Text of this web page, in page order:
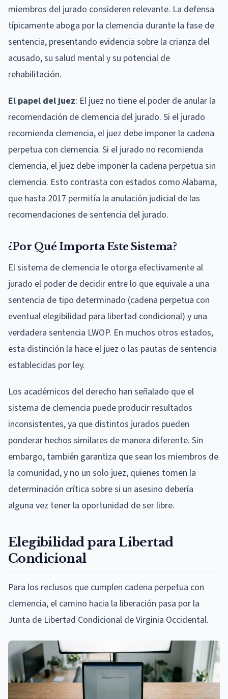
miembros del jurado consideren relevante. La defensa
típicamente aboga por la clemencia durante la fase de
sentencia, presentando evidencia sobre la crianza del
acusado, su salud mental y su potencial de
rehabilitación.
El papel del juez: El juez no tiene el poder de anular la
recomendación de clemencia del jurado. Si el jurado
recomienda clemencia, el juez debe imponer la cadena
perpetua con clemencia. Si el jurado no recomienda
clemencia, el juez debe imponer la cadena perpetua sin
clemencia. Esto contrasta con estados como Alabama,
que hasta 2017 permitía la anulación judicial de las
recomendaciones de sentencia del jurado.
¿Por Qué Importa Este Sistema?
El sistema de clemencia le otorga efectivamente al
jurado el poder de decidir entre lo que equivale a una
sentencia de tipo determinado (cadena perpetua con
eventual elegibilidad para libertad condicional) y una
verdadera sentencia LWOP. En muchos otros estados,
esta distinción la hace el juez o las pautas de sentencia
establecidas por ley.
Los académicos del derecho han señalado que el
sistema de clemencia puede producir resultados
inconsistentes, ya que distintos jurados pueden
ponderar hechos similares de manera diferente. Sin
embargo, también garantiza que sean los miembros de
la comunidad, y no un solo juez, quienes tomen la
determinación crítica sobre si un asesino debería
alguna vez tener la oportunidad de ser libre.
Elegibilidad para Libertad
Condicional
Para los reclusos que cumplen cadena perpetua con
clemencia, el camino hacia la liberación pasa por la
Junta de Libertad Condicional de Virginia Occidental.